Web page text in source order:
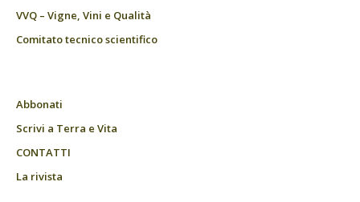
VVQ – Vigne, Vini e Qualità
Comitato tecnico scientifico
Abbonati
Scrivi a Terra e Vita
CONTATTI
La rivista